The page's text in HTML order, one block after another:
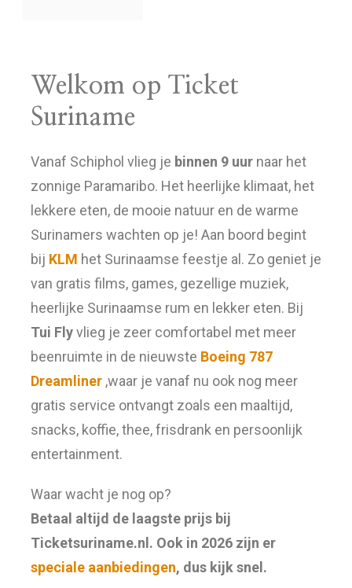
Welkom op Ticket
Suriname
Vanaf Schiphol vlieg je binnen 9 uur naar het
zonnige Paramaribo. Het heerlijke klimaat, het
lekkere eten, de mooie natuur en de warme
Surinamers wachten op je! Aan boord begint
bij KLM het Surinaamse feestje al. Zo geniet je
van gratis films, games, gezellige muziek,
heerlijke Surinaamse rum en lekker eten. Bij
Tui Flyvlieg je zeer comfortabel met meer
beenruimte in de nieuwste Boeing 787
Dreamliner ,waar je vanaf nu ook nog meer
gratis service ontvangt zoals een maaltijd,
snacks, koffie, thee, frisdrank en persoonlijk
entertainment.
Waar wacht je nog op?
Betaal altijd de laagste prijs bij
Ticketsuriname.nl. Ook in 2026 zijn er
speciale aanbiedingen, dus kijk snel.